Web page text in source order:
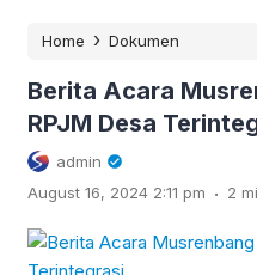
Home › Dokumen
Berita Acara
RPJM Desa
admin
August 16, 2024 2:11 pm . 2